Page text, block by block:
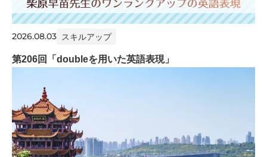
2026.08.03 スキルアップ
第206回「doubleを用いた英語表現」